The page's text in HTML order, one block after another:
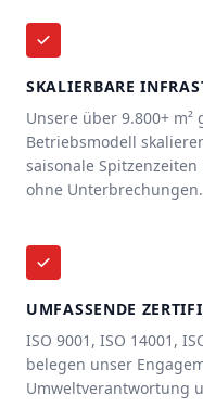
SKALIERBARE
Unsere über 9.800+
Betriebsmodell
saisonale
ohne Unterbrechungen.
UMFASSENDE
ISO 9001, ISO 14001,
belegen unser
Umweltverantwortung